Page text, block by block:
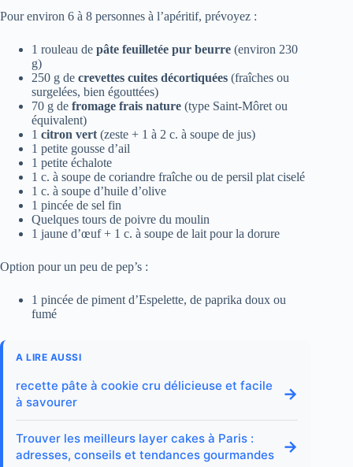
Pour environ 6 à 8 personnes à l’apéritif, prévoyez :
1 rouleau de pâte feuilletée pur beurre (environ 230
g)
250 g de crevettes cuites décortiquées (fraîches ou
surgelées, bien égouttées)
70 g de fromage frais nature (type Saint-Môret ou
équivalent)
1 citron vert (zeste + 1 à 2 c. à soupe de jus)
1 petite gousse d’ail
1 petite échalote
1 c. à soupe de coriandre fraîche ou de persil plat ciselé
1 c. à soupe d’huile d’olive
1 pincée de sel fin
Quelques tours de poivre du moulin
1 jaune d’œuf + 1 c. à soupe de lait pour la dorure
Option pour un peu de pep’s :
1 pincée de piment d’Espelette, de paprika doux ou
fumé
A LIRE AUSSI
recette pâte à cookie cru délicieuse et facile
à savourer
→
Trouver les meilleurs layer cakes à Paris :
adresses, conseils et tendances gourmandes
→